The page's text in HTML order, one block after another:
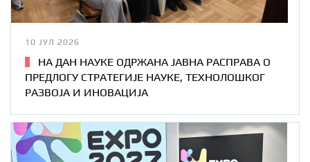
10 ЈУЛ 2026
НА ДАН НАУКЕ ОДРЖАНА ЈАВНА РАСПРАВА О
ПРЕДЛОГУ СТРАТЕГИЈЕ НАУКЕ, ТЕХНОЛОШКОГ
РАЗВОЈА И ИНОВАЦИЈА